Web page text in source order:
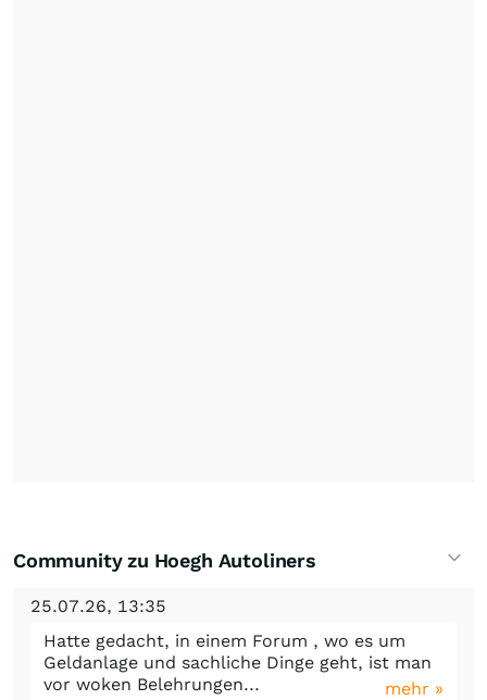
Community zu Hoegh Autoliners
25.07.26, 13:35
Hatte gedacht, in einem Forum , wo es um
Geldanlage und sachliche Dinge geht, ist man
vor woken Belehrungen...
mehr »